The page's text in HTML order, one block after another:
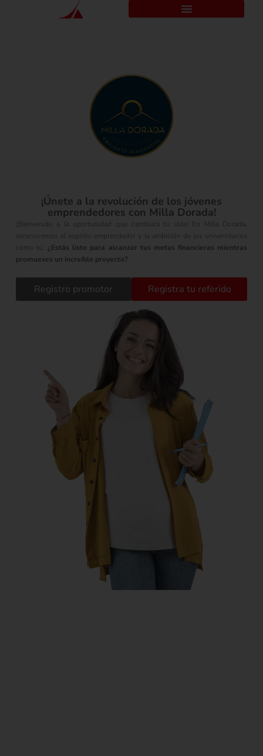
¡Únete a la revolución de los jóvenes
emprendedores con Milla Dorada!
¡Bienvenido a la oportunidad que cambiará tu vida! En Milla Dorada,
reconocemos el espíritu emprendedor y la ambición de los universitarios
como tú. ¿Estás listo para alcanzar tus metas financieras mientras
promueves un increíble proyecto?
Registro promotor Registra tu referido